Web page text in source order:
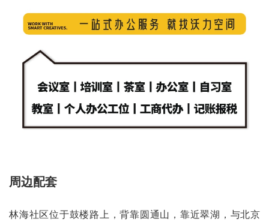
周边配套
林海社区位于鼓楼路上，背靠圆通山，靠近翠湖，与北京